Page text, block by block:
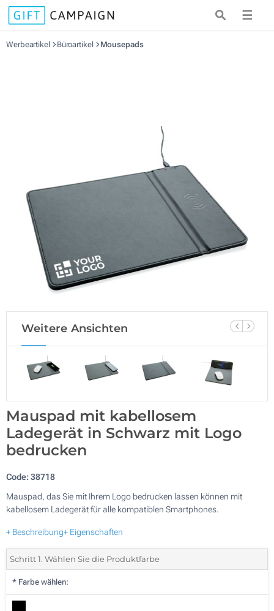
☰
Werbeartikel Büroartikel Mousepads
Weitere Ansichten
Mauspad mit kabellosem
Ladegerät in Schwarz mit Logo
bedrucken
Code:38718
Mauspad, das Sie mit Ihrem Logo bedrucken lassen können mit
kabellosem Ladegerät für alle kompatiblen Smartphones.
+ Beschreibung+ Eigenschaften
Schritt 1. Wählen Sie die Produktfarbe
* Farbe wählen: